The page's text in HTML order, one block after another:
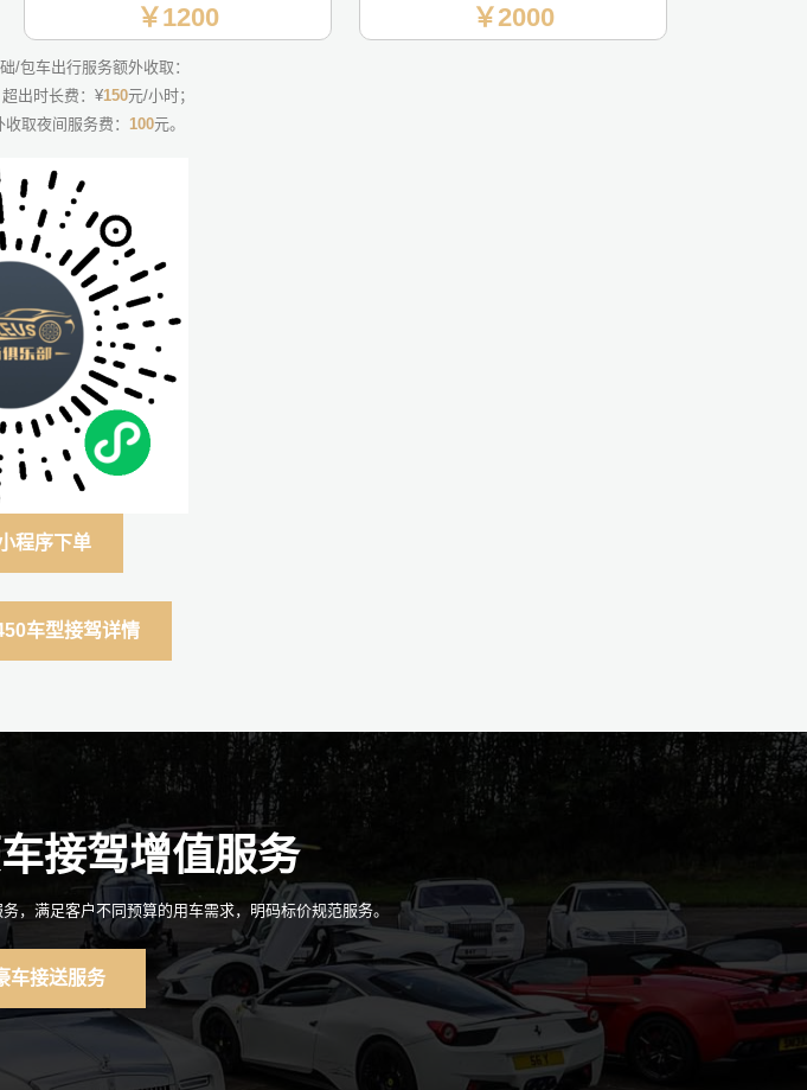
￥1300 ￥2200
程序下单
￥1200 ￥2000
/包车出行服务额外收取：
出时长费：¥150元/小时；
取夜间服务费： 100元。
程序下单
车型接驾详情
￥2500 ￥4200
程序下单
￥1600 ￥3000
程序下单
￥700 ￥1200
程序下单
￥1000 ￥1800
程序下单
￥600 ￥1200
程序下单
￥800 ￥1400
程序下单
￥1400 ￥2700
程序下单
￥1600 ￥3000
程序下单
￥800 ￥1400
程序下单
￥700 ￥1400
程序下单
￥800 ￥1350
程序下单
￥1200 ￥2400
程序下单
￥1400 ￥2400
程序下单
￥1600 ￥3000
程序下单
￥2000 ￥4500
程序下单
￥2000 ￥5000
程序下单
￥6000 ￥15000
程序下单
￥4500 ￥11000
程序下单
接驾增值服务
，满足客户不同预算的用车需求，明码标价规范服务。
车接送服务